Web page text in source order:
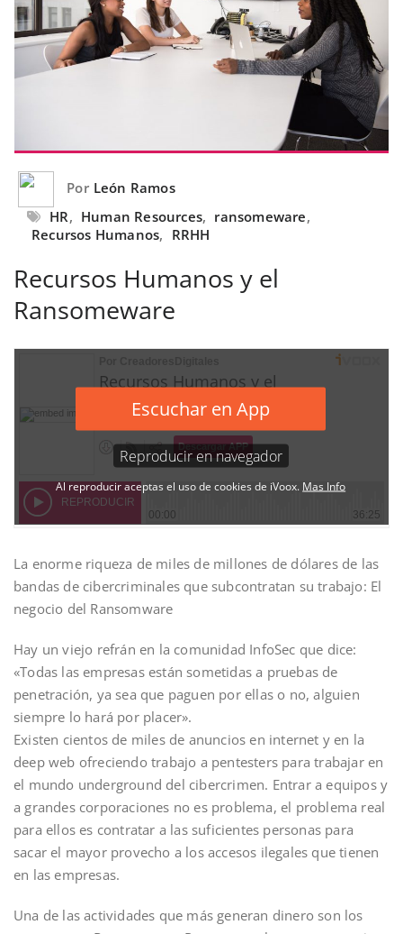
Por León Ramos
HR, Human Resources, ransomeware,
Recursos Humanos, RRHH
Recursos Humanos y el
Ransomeware
La enorme riqueza de miles de millones de dólares de las
bandas de cibercriminales que subcontratan su trabajo: El
negocio del Ransomware
Hay un viejo refrán en la comunidad InfoSec que dice:
«Todas las empresas están sometidas a pruebas de
penetración, ya sea que paguen por ellas o no, alguien
siempre lo hará por placer».
Existen cientos de miles de anuncios en internet y en la
deep web ofreciendo trabajo a pentesters para trabajar en
el mundo underground del cibercrimen. Entrar a equipos y
a grandes corporaciones no es problema, el problema real
para ellos es contratar a las suficientes personas para
sacar el mayor provecho a los accesos ilegales que tienen
en las empresas.
Una de las actividades que más generan dinero son los